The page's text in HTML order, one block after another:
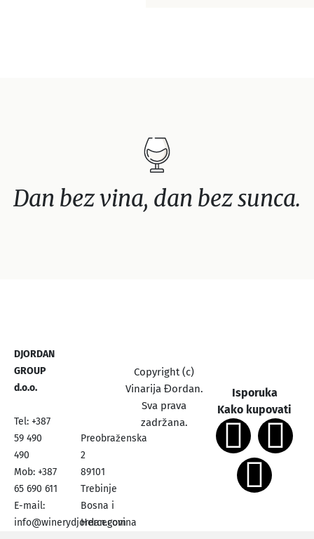
Dan bez vina, dan bez sunca.
DJORDAN
GROUP
d.o.o.
Tel: +387
59 490
490
Mob: +387
65 690 611
E-mail:
info@winerydjordan.com
Preobraženska
2
89101
Trebinje
Bosna i
Hercegovina
Copyright (c)
Vinarija Đordan.
Sva prava
zadržana.
Isporuka
Kako kupovati